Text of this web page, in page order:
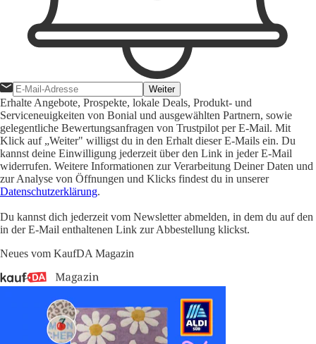
Weiter
Erhalte Angebote, Prospekte, lokale Deals, Produkt- und
Serviceneuigkeiten von Bonial und ausgewählten Partnern, sowie
gelegentliche Bewertungsanfragen von Trustpilot per E-Mail. Mit
Klick auf „Weiter" willigst du in den Erhalt dieser E-Mails ein. Du
kannst deine Einwilligung jederzeit über den Link in jeder E-Mail
widerrufen. Weitere Informationen zur Verarbeitung Deiner Daten und
zur Analyse von Öffnungen und Klicks findest du in unserer
Datenschutzerklärung.
Du kannst dich jederzeit vom Newsletter abmelden, in dem du auf den
in der E-Mail enthaltenen Link zur Abbestellung klickst.
Neues vom KaufDA Magazin